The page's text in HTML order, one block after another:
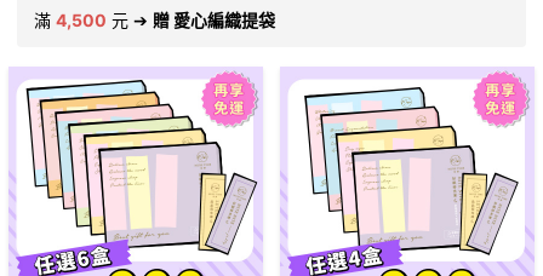
滿 4,500 元 ➔ 贈 愛心編織提袋